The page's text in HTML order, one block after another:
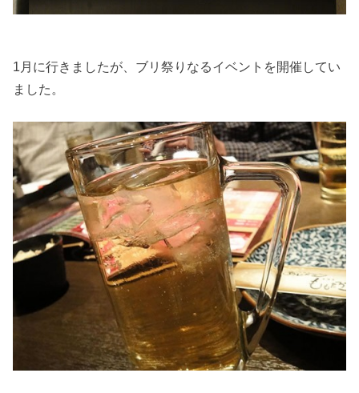
1月に行きましたが、ブリ祭りなるイベントを開催してい
ました。